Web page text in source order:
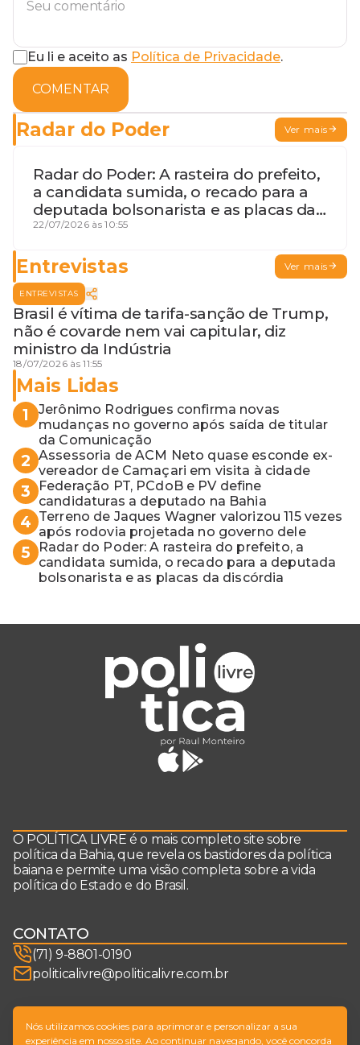
Eu li e aceito as Política de Privacidade.
COMENTAR
Radar do Poder Ver mais
Radar do Poder: A rasteira do prefeito,
a candidata sumida, o recado para a
deputada bolsonarista e as placas da
discórdia
22/07/2026 às 10:55
Entrevistas Ver mais
ENTREVISTAS
Brasil é vítima de tarifa-sanção de Trump,
não é covarde nem vai capitular, diz
ministro da Indústria
18/07/2026 às 11:55
Mais Lidas
1
Jerônimo Rodrigues confirma novas
mudanças no governo após saída de titular
da Comunicação
2 Assessoria de ACM Neto quase esconde ex-
vereador de Camaçari em visita à cidade
3
Federação PT, PCdoB e PV define
candidaturas a deputado na Bahia
4 Terreno de Jaques Wagner valorizou 115 vezes
após rodovia projetada no governo dele
5
Radar do Poder: A rasteira do prefeito, a
candidata sumida, o recado para a deputada
bolsonarista e as placas da discórdia
O POLÍTICA LIVRE é o mais completo site sobre
política da Bahia, que revela os bastidores da política
baiana e permite uma visão completa sobre a vida
política do Estado e do Brasil.
CONTATO
(71) 9-8801-0190
politicalivre@politicalivre.com.br
SIGA-NOS
Nós utilizamos cookies para aprimorar e personalizar a sua
experiência em nosso site. Ao continuar navegando, você concorda